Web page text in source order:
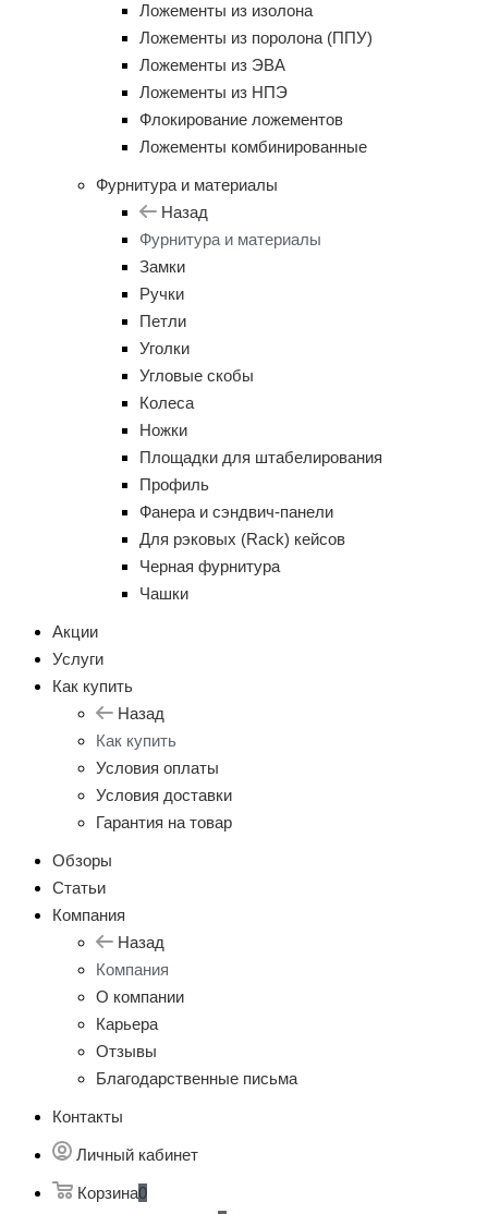
Ложементы из изолона
Ложементы из поролона (ППУ)
Ложементы из ЭВА
Ложементы из НПЭ
Флокирование ложементов
Ложементы комбинированные
Фурнитура и материалы
Назад
Фурнитура и материалы
Замки
Ручки
Петли
Уголки
Угловые скобы
Колеса
Ножки
Площадки для штабелирования
Профиль
Фанера и сэндвич-панели
Для рэковых (Rack) кейсов
Черная фурнитура
Чашки
Акции
Услуги
Как купить
Назад
Как купить
Условия оплаты
Условия доставки
Гарантия на товар
Обзоры
Статьи
Компания
Назад
Компания
О компании
Карьера
Отзывы
Благодарственные письма
Контакты
Личный кабинет
Корзина0